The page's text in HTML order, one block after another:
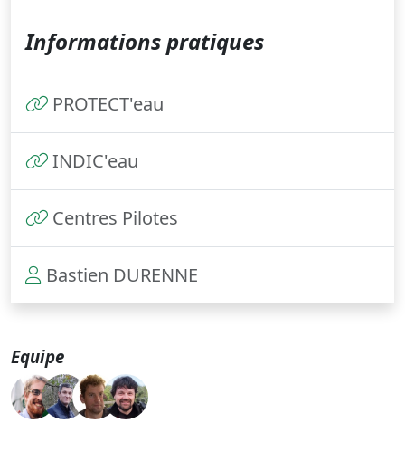
Informations pratiques
PROTECT'eau
INDIC'eau
Centres Pilotes
Bastien DURENNE
Equipe